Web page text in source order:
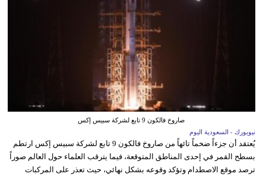
صاروخ فالكون 9 تابع لشركة سبيس إكس
نيويورك - السعودية اليوم
يُعتقد أن جزءاً ضخماً تائهاً من صاروخ فالكون 9 تابع لشركة سبيس إكس ارتطم
بسطح القمر في إحدى المناطق المتوقعة، فيما يترقب العلماء حول العالم صوراً
ترصد موقع الاصطدام وتؤكد وقوعه بشكل نهائي، حيث تعذر على المركبات